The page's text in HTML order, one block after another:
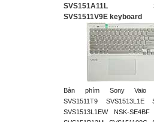
SVS151A11L
SVS1511V9E keyboard
Bàn phím Sony Vaio
SVS1511T9 SVS1513L1E
SVS1513L1EW NSK-SE4BF